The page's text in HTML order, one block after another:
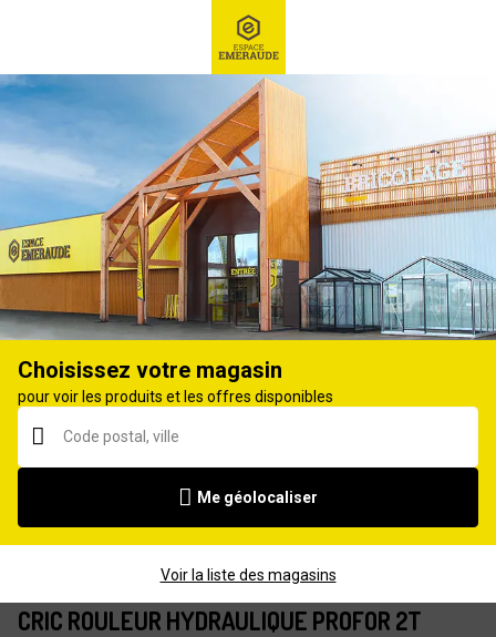
Ex : Robot tondeuse, ...
Cric, chandelles
CRIC ROULEUR HYDRAULIQUE PROFOR 2T
Choisissez votre magasin
pour voir les produits et les offres disponibles
Me géolocaliser
Voir la liste des magasins